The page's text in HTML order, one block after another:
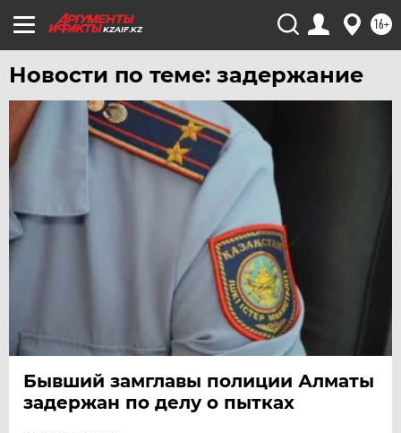
KZAIF.KZ 16+
Новости по теме: задержание
Бывший замглавы полиции Алматы
задержан по делу о пытках